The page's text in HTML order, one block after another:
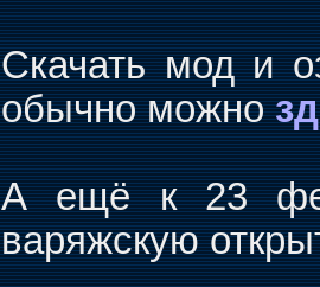
Скачать мод и
обычно можно
А ещё к 23
варяжскую